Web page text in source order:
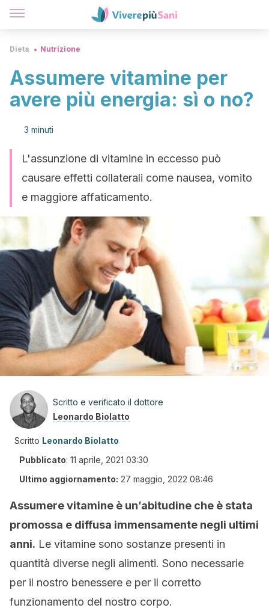
Dieta Nutrizione
Assumere vitamine per
avere più energia: sì o no?
3 minuti
L'assunzione di vitamine in eccesso può
causare effetti collaterali come nausea, vomito
e maggiore affaticamento.
Scritto e verificato il dottore
Leonardo Biolatto
Scritto Leonardo Biolatto
Pubblicato: 11 aprile, 2021 03:30
Ultimo aggiornamento: 27 maggio, 2022 08:46
Assumere vitamine è un’abitudine che è stata
promossa e diffusa immensamente negli ultimi
anni. Le vitamine sono sostanze presenti in
quantità diverse negli alimenti. Sono necessarie
per il nostro benessere e per il corretto
funzionamento del nostro corpo.